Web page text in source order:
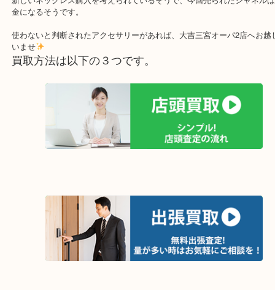
バックにアクセサリー、化粧品も多数シャネルで揃えられているら
からもシャネルは愛用されていくとか。
今回、お持ち頂いたお品は長く使わなかったので、これからも使わ
され、お持ち頂きました。
新しいネックレス購入を考えられているそうで、今回売られたシャ
使わないと判断されたアクセサリーがあれば、大吉三宮オーパ2店
買取方法は以下の３つです。